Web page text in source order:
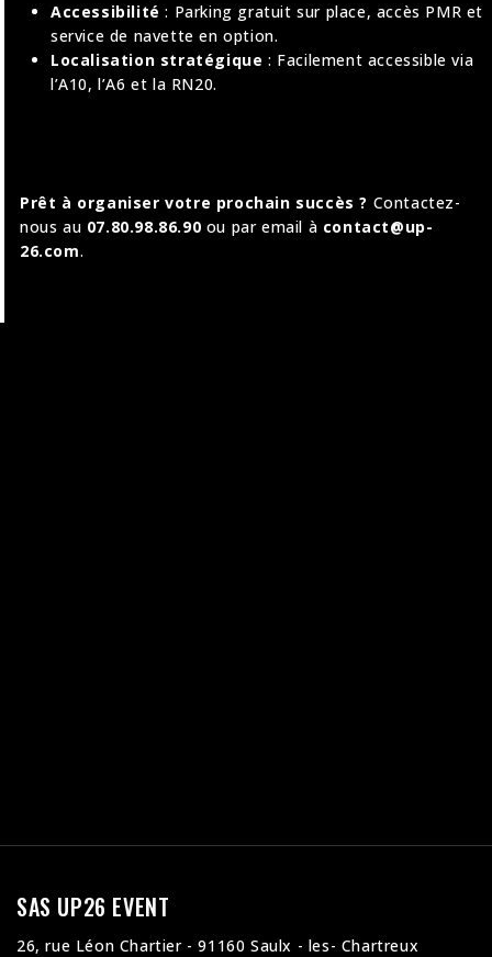
Accessibilité : Parking gratuit sur place, accès PMR et
service de navette en option.
Localisation stratégique : Facilement accessible via
l’A10, l’A6 et la RN20.
Prêt à organiser votre prochain succès ? Contactez-
nous au 07.80.98.86.90 ou par email à contact@up-
26.com.
SAS UP26 EVENT
26, rue Léon Chartier - 91160 Saulx - les- Chartreux